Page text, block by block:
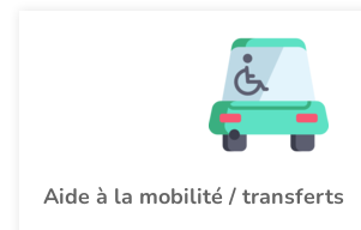
Aide à la mobilité / transferts